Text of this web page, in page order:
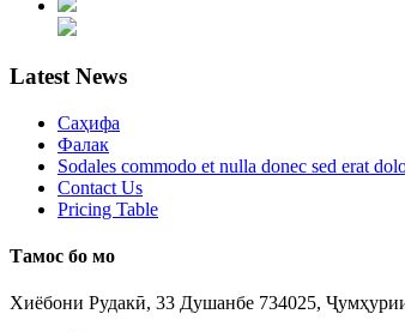
Latest News
Саҳифа
Фалак
Sodales commodo et nulla donec sed erat
Contact Us
Pricing Table
Тамос бо мо
Хиёбони Рудакӣ, 33 Душанбе 734025,